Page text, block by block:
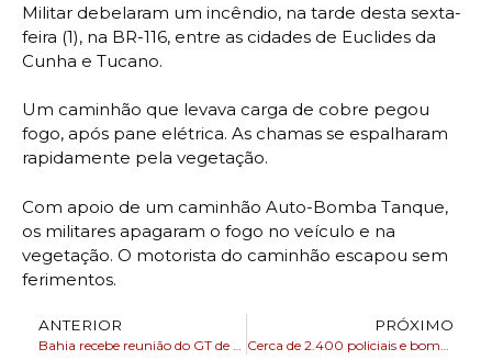
Militar debelaram um incêndio, na tarde desta sexta-
feira (1), na BR-116, entre as cidades de Euclides da
Cunha e Tucano.
Um caminhão que levava carga de cobre pegou
fogo, após pane elétrica. As chamas se espalharam
rapidamente pela vegetação.
Com apoio de um caminhão Auto-Bomba Tanque,
os militares apagaram o fogo no veículo e na
vegetação. O motorista do caminhão escapou sem
ferimentos.
ANTERIOR PRÓXIMO